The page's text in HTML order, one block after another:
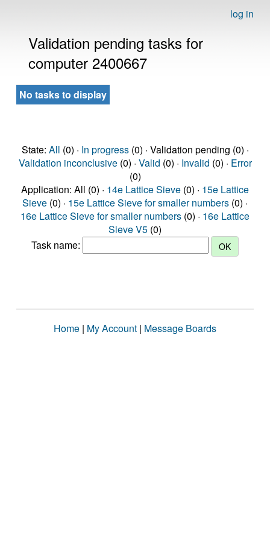
log in
Validation pending tasks for
computer 2400667
No tasks to display
State: All (0) · In progress(0) · Validation pending (0) ·
Validation inconclusive(0) · Valid (0) · Invalid (0) · Error
(0)
Application: All (0) · 14e Lattice Sieve (0) · 15e Lattice
Sieve (0) · 15e Lattice Sieve for smaller numbers (0) ·
16e Lattice Sieve for smaller numbers (0) · 16e Lattice
Sieve V5 (0)
Task name:
Home | My Account | Message Boards